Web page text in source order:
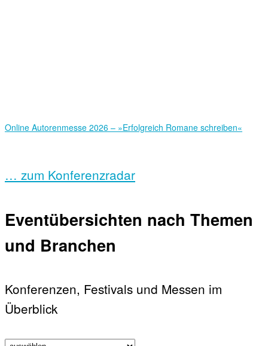
Online Autorenmesse 2026 – »Erfolgreich Romane schreiben«
… zum Konferenzradar
Eventübersichten nach Themen
und Branchen
Konferenzen, Festivals und Messen im
Überblick